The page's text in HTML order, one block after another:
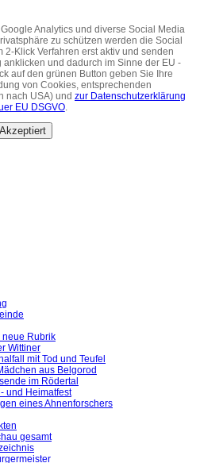
Analytics und diverse Social Media
zu schützen werden die Social
2-Klick Verfahren erst aktiv und senden
und dadurch im Sinne der EU -
auf den grünen Button geben Sie Ihre
von Cookies, entsprechenden
nach USA) und zur Datenschutzerklärung
EU DSGVO.
Akzeptiert
neue Rubrik
Wittiner
mit Tod und Teufel
aus Belgorod
im Rödertal
und Heimatfest
eines Ahnenforschers
gesamt